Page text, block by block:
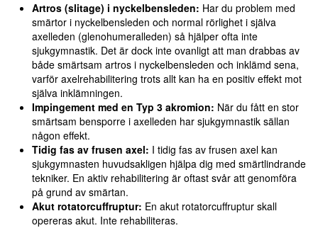
Artros (slitage) i nyckelbensleden: Har du problem med
smärtor i nyckelbensleden och normal rörlighet i själva
axelleden (glenohumeralleden) så hjälper ofta inte
sjukgymnastik. Det är dock inte ovanligt att man drabbas av
både smärtsam artros i nyckelbensleden och inklämd sena,
varför axelrehabilitering trots allt kan ha en positiv effekt mot
själva inklämningen.
Impingement med en Typ 3 akromion: När du fått en stor
smärtsam bensporre i axelleden har sjukgymnastik sällan
någon effekt.
Tidig fas av frusen axel: I tidig fas av frusen axel kan
sjukgymnasten huvudsakligen hjälpa dig med smärtlindrande
tekniker. En aktiv rehabilitering är oftast svår att genomföra
på grund av smärtan.
Akut rotatorcuffruptur: En akut rotatorcuffruptur skall
opereras akut. Inte rehabiliteras.